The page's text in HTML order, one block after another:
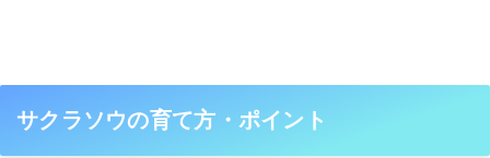
サクラソウの育て方・ポイント